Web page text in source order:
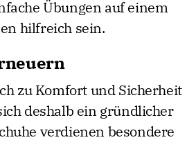
Übungen auf einem
hilfreich sein.
zu Komfort und Sicherheit
deshalb ein gründlicher
verdienen besondere